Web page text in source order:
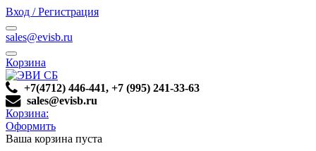
Вход / Регистрация
sales@evisb.ru
Корзина
+7(4712) 446-441, +7 (995) 241-33-63
sales@evisb.ru
Корзина:
Оформить
Ваша корзина пуста